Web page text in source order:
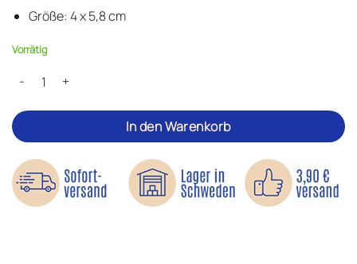
Größe: 4 x 5,8 cm
Vorrätig
Peace-Handschuh - Bügelbild Menge
In den Warenkorb